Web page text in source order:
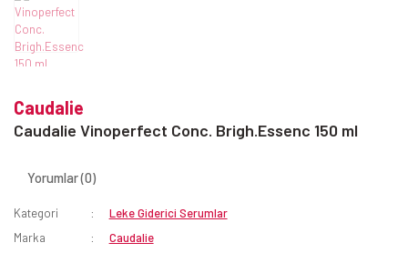
Caudalie
Caudalie Vinoperfect Conc. Brigh.Essenc 150 ml
Yorumlar (0)
Kategori
Leke Giderici Serumlar
Marka
Caudalie